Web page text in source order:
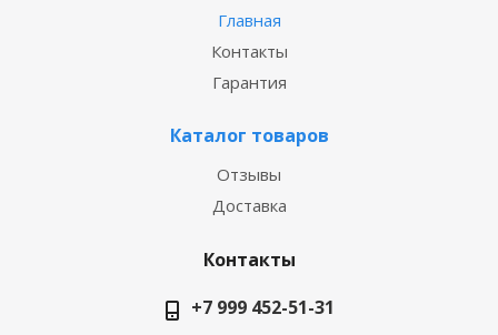
Главная
Контакты
Гарантия
Каталог товаров
Отзывы
Доставка
Контакты
+7 999 452-51-31